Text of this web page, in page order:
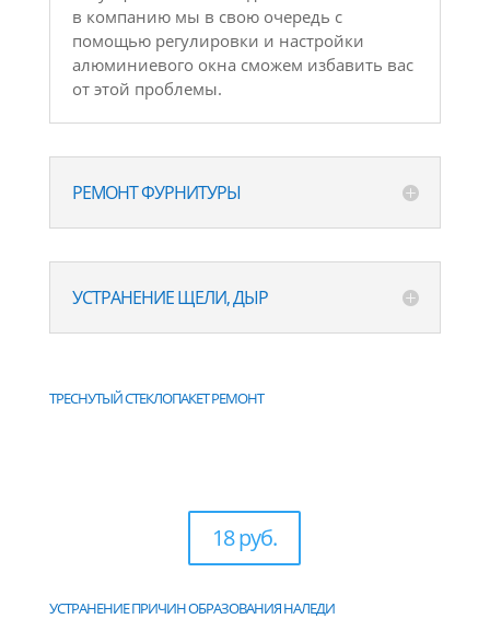
в компанию мы в свою очередь с
помощью регулировки и настройки
алюминиевого окна сможем избавить вас
от этой проблемы.
РЕМОНТ ФУРНИТУРЫ
УСТРАНЕНИЕ ЩЕЛИ, ДЫР
ТРЕСНУТЫЙ СТЕКЛОПАКЕТ РЕМОНТ
18 руб.
УСТРАНЕНИЕ ПРИЧИН ОБРАЗОВАНИЯ НАЛЕДИ